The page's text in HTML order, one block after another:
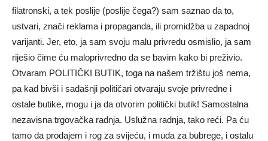
filatronski, a tek poslije (poslije čega?) sam saznao da to,
ustvari, znači reklama i propaganda, ili promidžba u zapadnoj
varijanti. Jer, eto, ja sam svoju malu privredu osmislio, ja sam
riješio čime ću maloprivredno da se bavim kako bi preživio.
Otvaram POLITIČKI BUTIK, toga na našem tržištu još nema,
pa kad bivši i sadašnji političari otvaraju svoje privredne i
ostale butike, mogu i ja da otvorim politički butik! Samostalna
nezavisna trgovačka radnja. Uslužna radnja, tako reći. Pa ću
tamo da prodajem i rog za svijeću, i muda za bubrege, i ostalu